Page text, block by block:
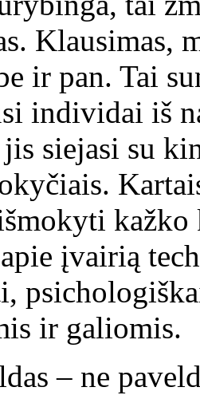
Klausimas,
ir pan. Tai
individai iš
siejasi su
kažko
įvairią
ir galiomis.
– ne